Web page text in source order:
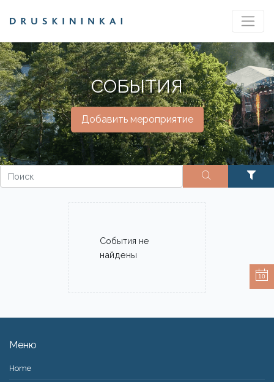
СОБЫТИЯ
Добавить мероприятие
События не
найдены
Меню
Home
10